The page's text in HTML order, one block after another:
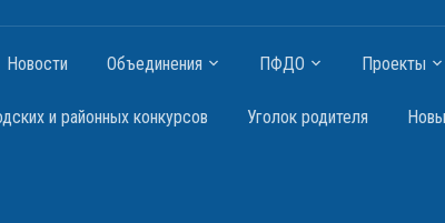
Новости Объединения ПФДО Проекты
и районных конкурсов Уголок родителя